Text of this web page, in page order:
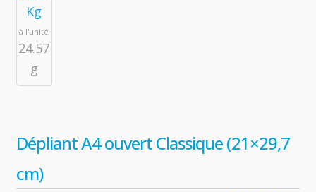
Kg
à l'unité
24.57
g
Dépliant A4 ouvert Classique (21×29,7
cm)